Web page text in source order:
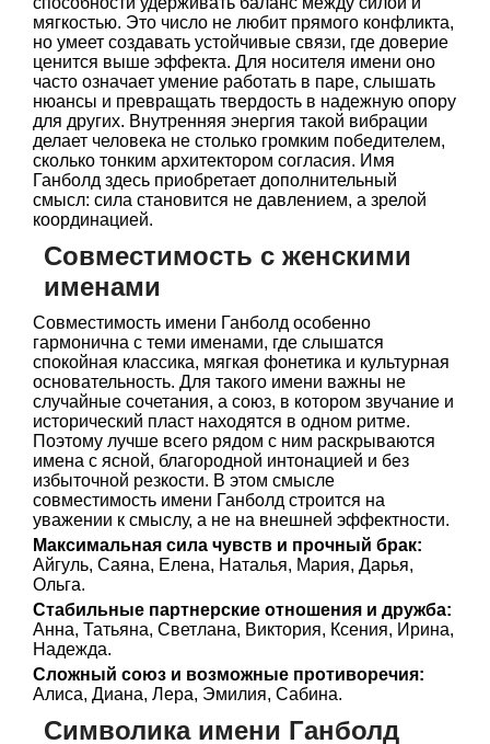
мягкостью. Это число не любит прямого конфликта,
но умеет создавать устойчивые связи, где доверие
ценится выше эффекта. Для носителя имени оно
часто означает умение работать в паре, слышать
нюансы и превращать твердость в надежную опору
для других. Внутренняя энергия такой вибрации
делает человека не столько громким победителем,
сколько тонким архитектором согласия. Имя
Ганболд здесь приобретает дополнительный
смысл: сила становится не давлением, а зрелой
координацией.
Совместимость с женскими
именами
Совместимость имени Ганболд особенно
гармонична с теми именами, где слышатся
спокойная классика, мягкая фонетика и культурная
основательность. Для такого имени важны не
случайные сочетания, а союз, в котором звучание и
исторический пласт находятся в одном ритме.
Поэтому лучше всего рядом с ним раскрываются
имена с ясной, благородной интонацией и без
избыточной резкости. В этом смысле
совместимость имени Ганболд строится на
уважении к смыслу, а не на внешней эффектности.
Максимальная сила чувств и прочный брак:
Айгуль, Саяна, Елена, Наталья, Мария, Дарья,
Ольга.
Стабильные партнерские отношения и дружба:
Анна, Татьяна, Светлана, Виктория, Ксения, Ирина,
Надежда.
Сложный союз и возможные противоречия:
Алиса, Диана, Лера, Эмилия, Сабина.
Символика имени Ганболд